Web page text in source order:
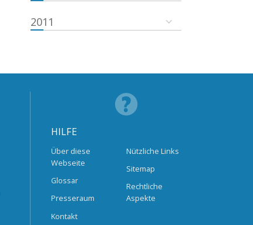
2011
HILFE
Über diese
Webseite
Glossar
Presseraum
Kontakt
Nützliche Links
Sitemap
Rechtliche
Aspekte